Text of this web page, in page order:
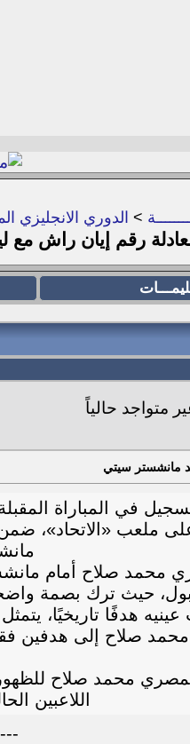
> الدوري الانجليزي
رقم إيان راش مع
مانشستر سيتي
في المباراة
ملعب «الاتحاد»،
الرقم 26 للنجم
هدفًا وصناعة 8 أخرى، ليؤكد حضوره الدائم
هدفًا تاريخيًا،
15 هدفًا، ويحتاج محمد
محمد صلاح
اللاعبين